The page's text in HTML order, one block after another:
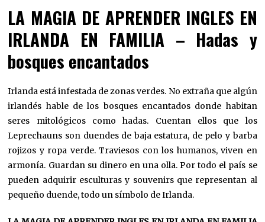
LA MAGIA DE APRENDER INGLES EN
IRLANDA EN FAMILIA – Hadas y
bosques encantados
Irlanda está infestada de zonas verdes. No extraña que algún
irlandés hable de los bosques encantados donde habitan
seres mitológicos como hadas. Cuentan ellos que los
Leprechauns son duendes de baja estatura, de pelo y barba
rojizos y ropa verde. Traviesos con los humanos, viven en
armonía. Guardan su dinero en una olla. Por todo el país se
pueden adquirir esculturas y souvenirs que representan al
pequeño duende, todo un símbolo de Irlanda.